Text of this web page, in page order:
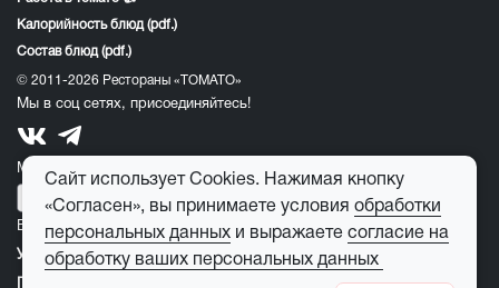
Калорийность блюд (pdf.)
Состав блюд (pdf.)
© 2011-2026 Рестораны «ТОМАТО»
Мы в соц сетях, присоединяйтесь!
Мобильное приложение томато:
E-mail для обратной связи: feedback@tomato-pizza.ru
Условия обработки персональных данных
Сайт использует Cookies. Нажимая кнопку
«Согласен», вы принимаете условия обработки
персональных данных и выражаете согласие на
обработку ваших персональных данных